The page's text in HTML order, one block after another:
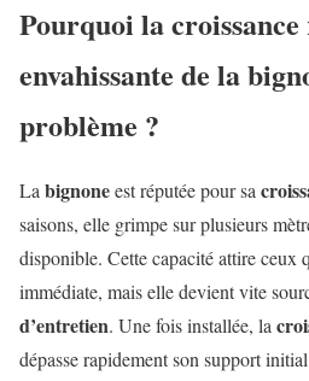
Pourquoi la
envahissante de la
problème ?
Labignoneest réputée pour sa
saisons, elle grimpe sur plusieurs
disponible. Cette capacité attire ceux
immédiate, mais elle devient vite
d’entretien. Une fois installée, la
dépasse rapidement son support